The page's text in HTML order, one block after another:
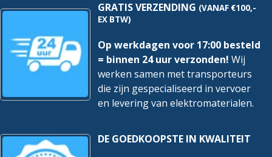
GRATIS VERZENDING (VANAF €100,-
EX BTW)
Op werkdagen voor 17:00 besteld
= binnen 24 uur verzonden! Wij
werken samen met transporteurs
die zijn gespecialiseerd in vervoer
en levering van elektromaterialen.
DE GOEDKOOPSTE IN KWALITEIT